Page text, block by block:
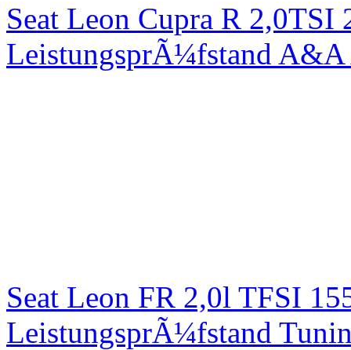
Seat Leon Cupra R
LeistungsprÃ¼fstand
Seat Leon FR 2,0l TFSI
LeistungsprÃ¼fstand